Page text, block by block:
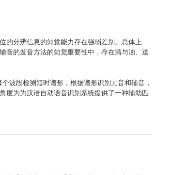
的分辨信息的知觉能力存在强弱差别。总体上
音的发音方法的知觉重要性中，存在清与浊、送
波段检测短时谱形，根据谱形识别元音和辅音，
度为为汉语自动语音识别系统提供了一种辅助匹